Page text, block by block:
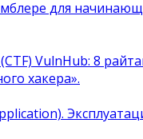
для
VulnHub: 8
хакера».